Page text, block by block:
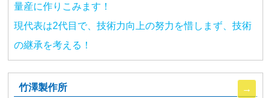
量産に作りこみます！
現代表は2代目で、技術力向上の努力を惜しまず、技術
の継承を考える！
竹澤製作所